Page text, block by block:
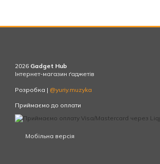
2026 Gadget Hub
Інтернет-магазин ґаджетів
Розробка | @yuriy.muzyka
Приймаємо до оплати
Мобільна версія